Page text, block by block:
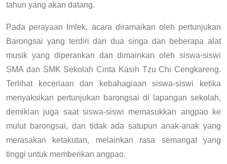
tahun yang akan datang.
Pada perayaan Imlek, acara diramaikan oleh pertunjukan
Barongsai yang terdiri dari dua singa dan beberapa alat
musik yang diperankan dan dimainkan oleh siswa-siswi
SMA dan SMK Sekolah Cinta Kasih Tzu Chi Cengkareng.
Terlihat keceriaan dan kebahagiaan siswa-siswi ketika
menyaksikan pertunjukan barongsai di lapangan sekolah,
demikian juga saat siswa-siswi memasukkan angpao ke
mulut barongsai, dan tidak ada satupun anak-anak yang
merasakan ketakutan, melainkan rasa semangat yang
tinggi untuk memberikan angpao.